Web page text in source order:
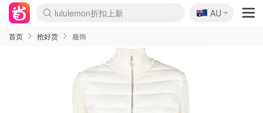
lululemon折扣上新
Sasa美妆护肤3.5折
SSENSE年中2.5折
FreshBeauty好价汇总
Cettire降价+叠9折
WWS Coles超市实拍
viagogo二手票捡漏
Myer超级周末
The Outnet奢牌1折起
David Jones 3折起
Flannels大牌1折
Perfumes Club护肤1折
AMIRO面罩$251
Amazon折扣汇总
eToro入金$200送$50
Amazon数码好物
ICONIC本周7.5折
ThedoubleF高奢地板价
Moose Knuckles 6折
丝芙兰5折起
EUFY摄像头$98
Selenichast首饰2折
Trip机票酒店促销
YSL送5件彩妆礼
Amazon家居好物
Amazon美妆护肤
雅漾大喷$8
过敏原检测盒$33
伊索独家赠50ml沐浴露
科颜氏高保湿面霜$29
SEALIFE海洋馆门票6折
丝塔芙大白罐$16
订阅Newsletter送香薰
Cult Beauty 6.8折
Harrods圣诞日历$525
LN-CC奢牌私促3折
d'Alba空姐喷雾$16
EVE LOM套装£56
Bernardelli独家4折
Adore Beauty 6折起
CT圣诞日历
Mytheresa奢品2.7折
Luxury Escapes 9折
Currentbody美容仪$881
MOON Garden Live
Roborock扫地机$649
Tingo Life水杯$24
Valentino官网5折
CR洗护套装$23
修丽可4件套$159
Myer彩妆2件7折
GANNI官网4.5折
Stylevana韩妆4折
Tessabit高奢8.5折
OGX洗发水$11
Amazon阿德莱德次日达
卡诗8.5折+赠礼
Philips Hue灯具8折
🇦🇺
AU
首页 抢好货 服饰